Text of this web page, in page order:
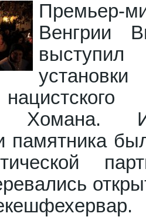
Премьер-
Венгрии
Хомана.
памятника